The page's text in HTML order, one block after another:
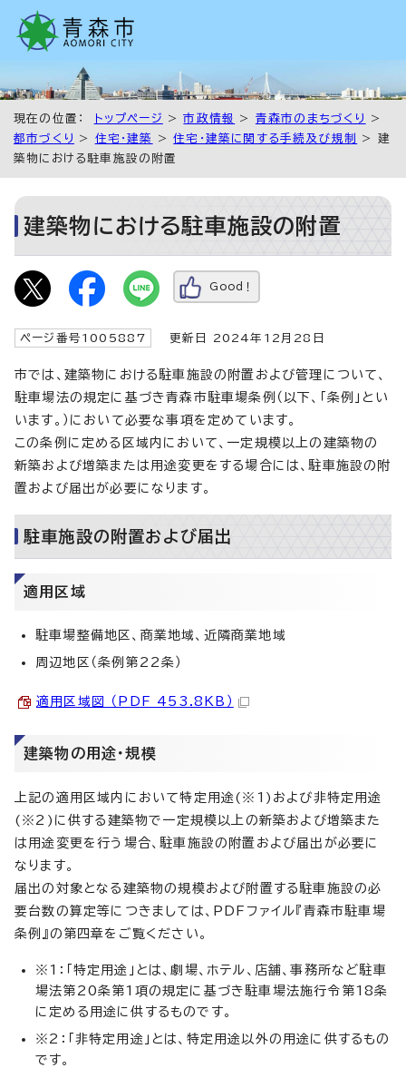
現在の位置： トップページ >市政情報 > 青森市のまちづくり
>
都市づくり
> 住宅・建築 >住宅・建築に関する手続及び規制
> 建
築物における駐車施設の附置
建築物における駐車施設の附置
Good！
ページ番号1005887 更新日 2024年12月28日
市では、建築物における駐車施設の附置および管理について、
駐車場法の規定に基づき青森市駐車場条例（以下、「条例」とい
います。）において必要な事項を定めています。
この条例に定める区域内において、一定規模以上の建築物の
新築および増築または用途変更をする場合には、駐車施設の附
置および届出が必要になります。
駐車施設の附置および届出
適用区域
駐車場整備地区、商業地域、近隣商業地域
周辺地区（条例第22条）
適用区域図 （PDF 453.8KB）
建築物の用途・規模
上記の適用区域内において特定用途(※1)および非特定用途
(※2)に供する建築物で一定規模以上の新築および増築また
は用途変更を行う場合、駐車施設の附置および届出が必要に
なります。
届出の対象となる建築物の規模および附置する駐車施設の必
要台数の算定等につきましては、PDFファイル『青森市駐車場
条例』の第四章をご覧ください。
※1：「特定用途」とは、劇場、ホテル、店舗、事務所など駐車
場法第20条第1項の規定に基づき駐車場法施行令第18条
に定める用途に供するものです。
※2：「非特定用途」とは、特定用途以外の用途に供するもの
です。